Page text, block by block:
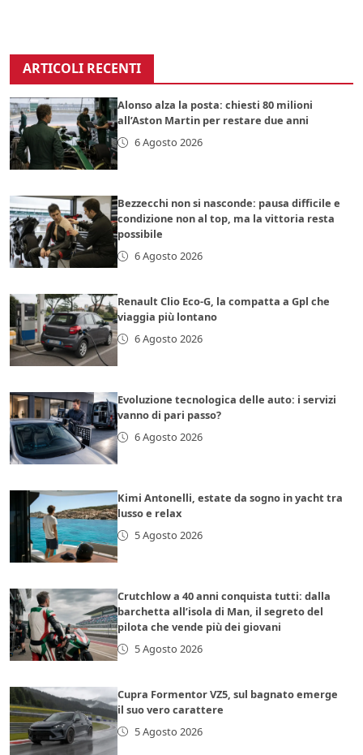
ARTICOLI RECENTI
Alonso alza la posta: chiesti 80 milioni
all’Aston Martin per restare due anni
6 Agosto 2026
Bezzecchi non si nasconde: pausa difficile e
condizione non al top, ma la vittoria resta
possibile
6 Agosto 2026
Renault Clio Eco-G, la compatta a Gpl che
viaggia più lontano
6 Agosto 2026
Evoluzione tecnologica delle auto: i servizi
vanno di pari passo?
6 Agosto 2026
Kimi Antonelli, estate da sogno in yacht tra
lusso e relax
5 Agosto 2026
Crutchlow a 40 anni conquista tutti: dalla
barchetta all’isola di Man, il segreto del
pilota che vende più dei giovani
5 Agosto 2026
Cupra Formentor VZ5, sul bagnato emerge
il suo vero carattere
5 Agosto 2026